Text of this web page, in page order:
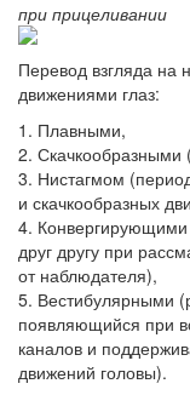
при прицеливании
Перевод взгляда
движениями глаз:
Плавными,
Скачкообразными
Нистагмом
и скачкообразных
Конвергирующими
друг другу при
от наблюдателя),
Вестибулярными
появляющийся при
каналов и
движений головы).